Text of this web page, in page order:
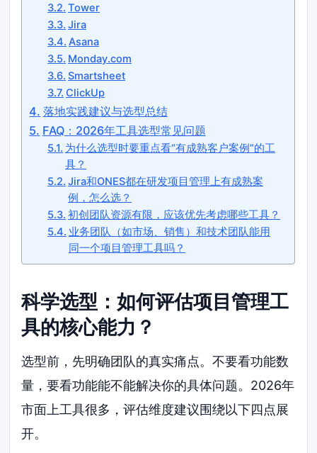
Tower
Jira
Asana
Monday.com
Smartsheet
ClickUp
落地实践建议与选型总结
FAQ：2026年工具选型常见问题
为什么选型时要重点看“有成熟客户案例”的工
具？
Jira和ONES都在研发项目管理上有成熟案
例，怎么选？
初创团队资源有限，应该优先考虑哪些工具？
业务团队（如市场、销售）和技术团队能用
同一个项目管理工具吗？
科学选型：如何评估项目管理工
具的核心能力？
选型前，先明确团队的真实痛点。不要看功能数
量，要看功能能不能解决你的具体问题。2026年
市面上工具很多，评估维度建议围绕以下四点展
开。